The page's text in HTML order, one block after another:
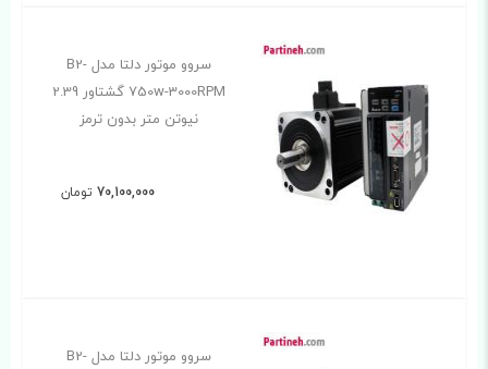
سروو موتور دلتا مدل B2-
750w-3000RPM گشتاور 2.39
نیوتن متر بدون ترمز
70,100,000 تومان
سروو موتور دلتا مدل B2-